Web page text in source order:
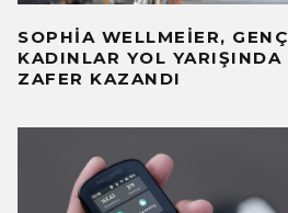
SOPHIA WELLMEIER, GENÇ
KADINLAR YOL YARIŞINDA
ZAFER KAZANDI